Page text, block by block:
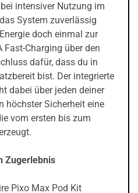
intensiver Nutzung im
System zuverlässig
doch einmal zur
Fast-Charging über den
dafür, dass du in
bist. Der integrierte
dabei über jeden deiner
höchster Sicherheit eine
vom ersten bis zum
Zugerlebnis
Pixo Max Pod Kit